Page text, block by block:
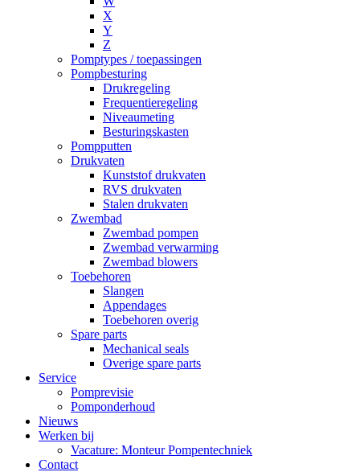
X
Y
Z
Pomptypes / toepassingen
Pompbesturing
Drukregeling
Frequentieregeling
Niveaumeting
Besturingskasten
Pompputten
Drukvaten
Kunststof drukvaten
RVS drukvaten
Stalen drukvaten
Zwembad
Zwembad pompen
Zwembad verwarming
Zwembad blowers
Toebehoren
Slangen
Appendages
Toebehoren overig
Spare parts
Mechanical seals
Overige spare parts
Service
Pomprevisie
Pomponderhoud
Nieuws
Werken bij
Vacature: Monteur Pompentechniek
Contact